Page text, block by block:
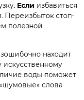
Если избавиться
Переизбыток стоп-
полезной
находит
искусственному
воды поможет
слова